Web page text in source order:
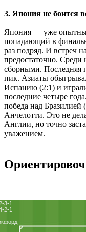
3. Япония не боится
Япония ― уже
попадающий в
раз подряд. И встреч
предостаточно. Среди
сборными. Последняя
пик. Азиаты
Испанию (2:1) и
последние четыре
победа над
Анчелотти. Это не
Англии, но точно
уважением.
3-1
2-1